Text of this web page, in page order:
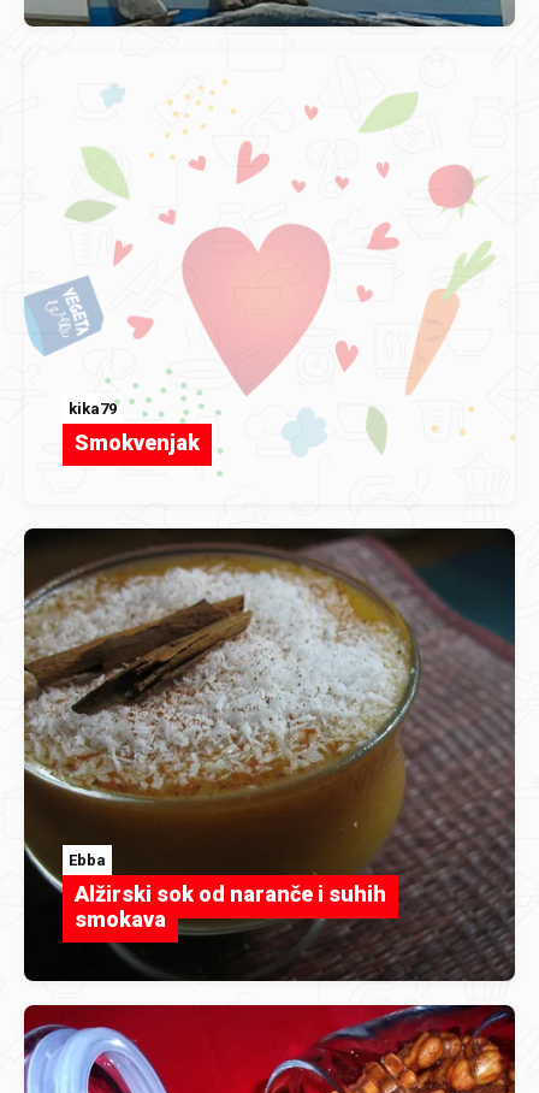
kika79
Smokvenjak
Ebba
Alžirski sok od naranče i suhih
smokava